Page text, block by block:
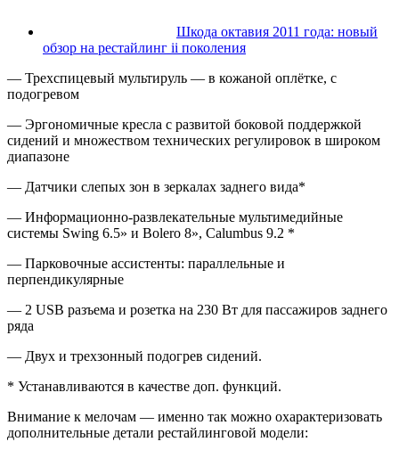
Шкода октавия 2011 года: новый
обзор на рестайлинг ii поколения
— Трехспицевый мультируль — в кожаной оплётке, с
подогревом
— Эргономичные кресла с развитой боковой поддержкой
сидений и множеством технических регулировок в широком
диапазоне
— Датчики слепых зон в зеркалах заднего вида*
— Информационно-развлекательные мультимедийные
системы Swing 6.5» и Bolero 8», Calumbus 9.2 *
— Парковочные ассистенты: параллельные и
перпендикулярные
— 2 USB разъема и розетка на 230 Вт для пассажиров заднего
ряда
— Двух и трехзонный подогрев сидений.
* Устанавливаются в качестве доп. функций.
Внимание к мелочам — именно так можно охарактеризовать
дополнительные детали рестайлинговой модели: